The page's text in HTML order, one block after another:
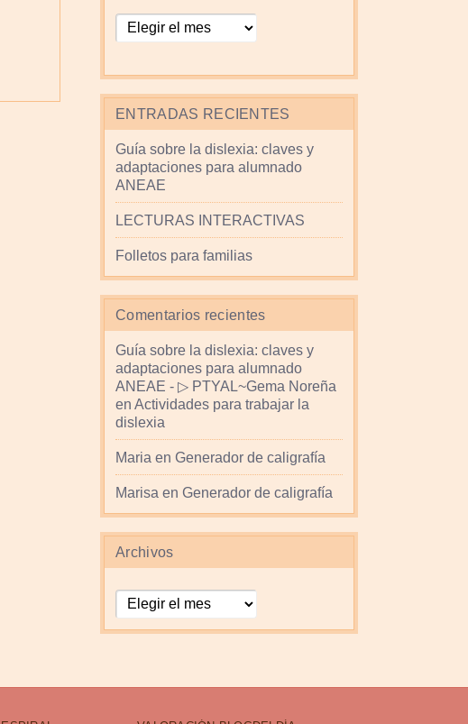
ENTRADAS RECIENTES
Guía sobre la dislexia: claves y
adaptaciones para alumnado
ANEAE
LECTURAS INTERACTIVAS
Folletos para familias
Comentarios recientes
Guía sobre la dislexia: claves y
adaptaciones para alumnado
ANEAE - ▷ PTYAL~Gema Noreña
en Actividades para trabajar la
dislexia
Maria en Generador de caligrafía
Marisa en Generador de caligrafía
Archivos
Archivos